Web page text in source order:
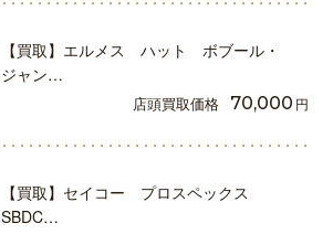
【買取】エルメス ハット ボブール・
ジャン…
店頭買取価格 70,000 円
【買取】セイコー プロスペックス
SBDC…